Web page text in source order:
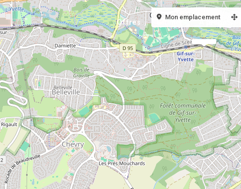
Offres Estimer À propos
Mon emplacement